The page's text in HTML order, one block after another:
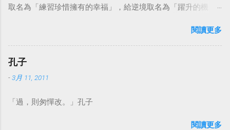
取名為「練習珍惜擁有的幸福」，給逆境取名為「躍升的機
點看事情，就不會覺得活著是一件沉重的事。#超譯尼采 — 中
華名言 - Chinese Quotes (@chinese_quotes) May 23, 2023
閱讀更多
孔子
-3月 11, 2011
「過，則匆憚改。」孔子
閱讀更多